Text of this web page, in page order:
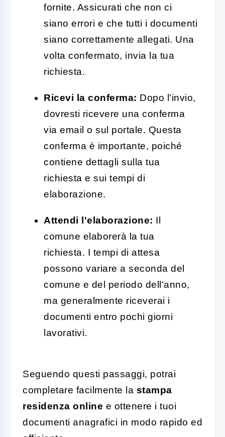
fornite. Assicurati che non ci
siano errori e che tutti i documenti
siano correttamente allegati. Una
volta confermato, invia la tua
richiesta.
Ricevi la conferma: Dopo l'invio,
dovresti ricevere una conferma
via email o sul portale. Questa
conferma è importante, poiché
contiene dettagli sulla tua
richiesta e sui tempi di
elaborazione.
Attendi l'elaborazione: Il
comune elaborerà la tua
richiesta. I tempi di attesa
possono variare a seconda del
comune e del periodo dell'anno,
ma generalmente riceverai i
documenti entro pochi giorni
lavorativi.
Seguendo questi passaggi, potrai
completare facilmente la stampa
residenza online e ottenere i tuoi
documenti anagrafici in modo rapido ed